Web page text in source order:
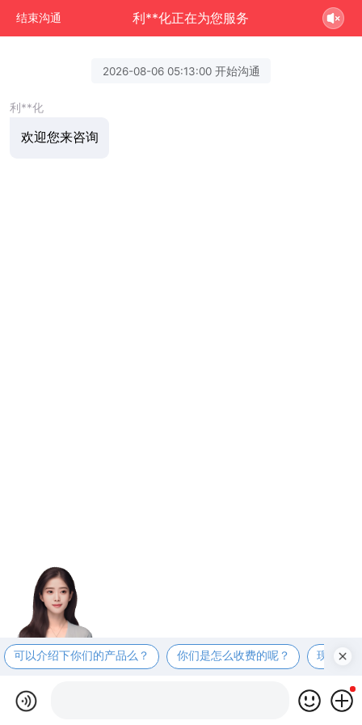
结束沟通 利**化正在为您服务
2026-08-06 05:13:00 开始沟通
利**化
欢迎您来咨询
可以介绍下你们的产品么？ 你们是怎么收费的呢？ 现在有